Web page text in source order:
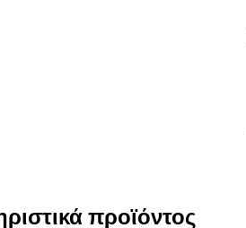
προϊόντος